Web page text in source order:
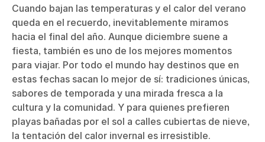
Cuando bajan las temperaturas y el calor del verano
queda en el recuerdo, inevitablemente miramos
hacia el final del año. Aunque diciembre suene a
fiesta, también es uno de los mejores momentos
para viajar. Por todo el mundo hay destinos que en
estas fechas sacan lo mejor de sí: tradiciones únicas,
sabores de temporada y una mirada fresca a la
cultura y la comunidad. Y para quienes prefieren
playas bañadas por el sol a calles cubiertas de nieve,
la tentación del calor invernal es irresistible.